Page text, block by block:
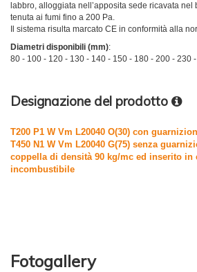
labbro, alloggiata nell’apposita sede ricavata
tenuta ai fumi fino a 200 Pa.
Il sistema risulta marcato CE in conformità alla
Diametri disponibili (mm):
80 - 100 - 120 - 130 - 140 - 150 - 180 - 200 - 230
Designazione del prodotto
T200 P1 W Vm L20040 O(30) con
T450 N1 W Vm L20040 G(75) senza
coppella di densità 90 kg/mc ed inserito in
incombustibile
Fotogallery